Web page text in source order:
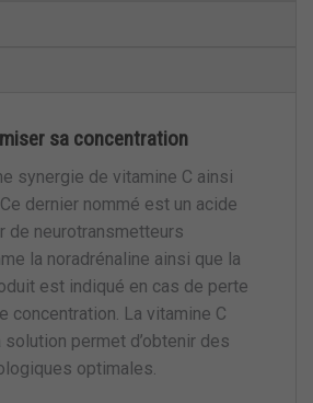
sa concentration
synergie de vitamine C ainsi
dernier nommé est un acide
de neurotransmetteurs
la noradrénaline ainsi que la
est indiqué en cas de perte
concentration. La vitamine C
permet d’obtenir des
optimales.